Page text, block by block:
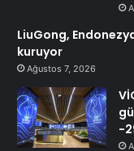
LiuGong,
kuruyor
Ağustos 7, 2026
-